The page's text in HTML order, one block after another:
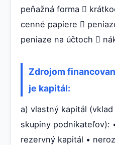
peňažná forma 
cenné papiere 
peniaze na účtoch 
Zdrojom
je kapitál:
a) vlastný kapitál
skupiny podnikateľov):
rezervný kapitál •